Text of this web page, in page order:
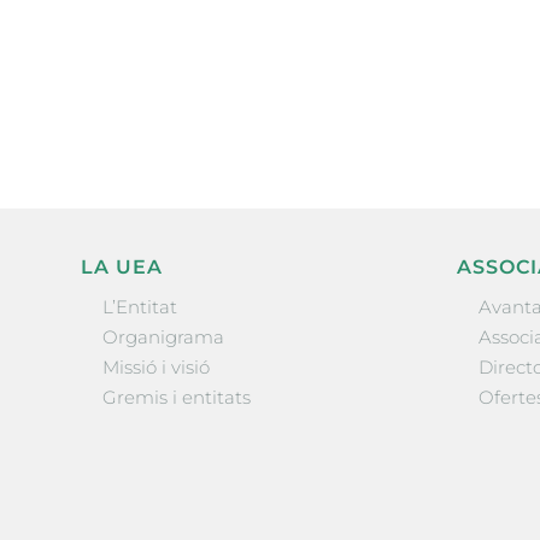
LA UEA
L’Entitat
Organigrama
Missió i visió
Gremis i entitats